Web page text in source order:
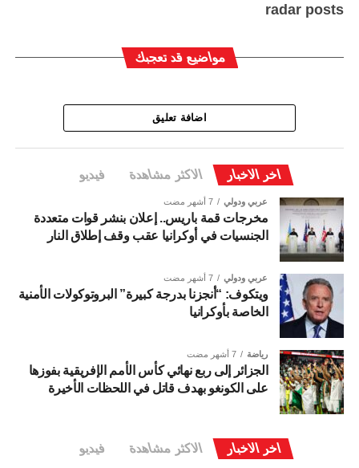
radar posts
مواضيع قد تعجبك
اضافة تعليق
اخر الاخبار الاكثر مشاهدة فيديو
عربي ودولي 7 أشهر مضت
مخرجات قمة باريس.. إعلان بنشر قوات متعددة
الجنسيات في أوكرانيا عقب وقف إطلاق النار
عربي ودولي 7 أشهر مضت
ويتكوف: “أنجزنا بدرجة كبيرة” البروتوكولات الأمنية
الخاصة بأوكرانيا
رياضة 7 أشهر مضت
الجزائر إلى ربع نهائي كأس الأمم الإفريقية بفوزها
على الكونغو بهدف قاتل في اللحظات الأخيرة
اخر الاخبار الاكثر مشاهدة فيديو